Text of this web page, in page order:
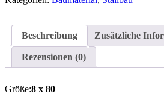
Beschreibung Zusätzliche
Rezensionen (0)
Größe:8 x 80